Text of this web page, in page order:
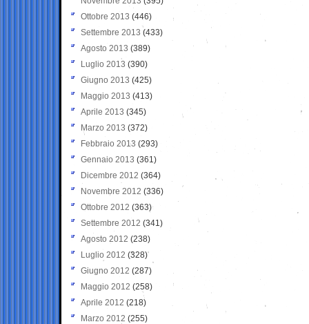
Ottobre 2013 (446)
Settembre 2013 (433)
Agosto 2013 (389)
Luglio 2013 (390)
Giugno 2013 (425)
Maggio 2013 (413)
Aprile 2013 (345)
Marzo 2013 (372)
Febbraio 2013 (293)
Gennaio 2013 (361)
Dicembre 2012 (364)
Novembre 2012 (336)
Ottobre 2012 (363)
Settembre 2012 (341)
Agosto 2012 (238)
Luglio 2012 (328)
Giugno 2012 (287)
Maggio 2012 (258)
Aprile 2012 (218)
Marzo 2012 (255)